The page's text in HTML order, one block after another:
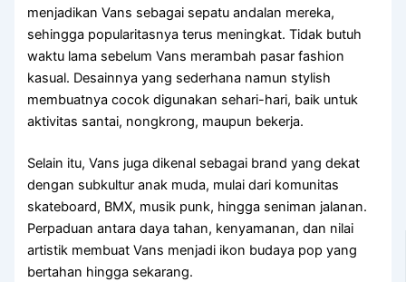
menjadikan Vans sebagai sepatu andalan mereka,
sehingga popularitasnya terus meningkat. Tidak butuh
waktu lama sebelum Vans merambah pasar fashion
kasual. Desainnya yang sederhana namun stylish
membuatnya cocok digunakan sehari-hari, baik untuk
aktivitas santai, nongkrong, maupun bekerja.
Selain itu, Vans juga dikenal sebagai brand yang dekat
dengan subkultur anak muda, mulai dari komunitas
skateboard, BMX, musik punk, hingga seniman jalanan.
Perpaduan antara daya tahan, kenyamanan, dan nilai
artistik membuat Vans menjadi ikon budaya pop yang
bertahan hingga sekarang.